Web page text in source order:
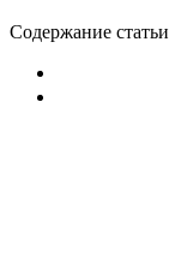
Содержание статьи